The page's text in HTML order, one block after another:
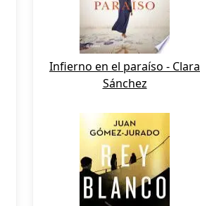
Infierno en el paraíso - Clara
Sánchez